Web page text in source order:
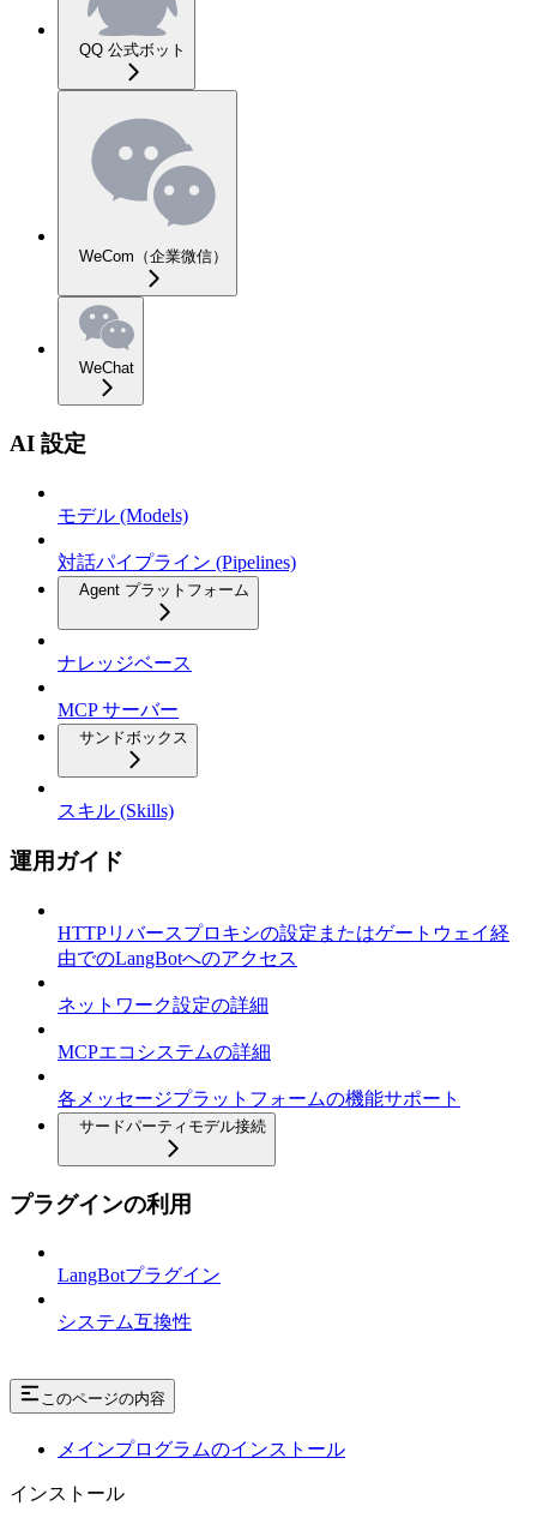
QQ 公式ボット
WeCom（企業微信）
WeChat
AI 設定
モデル (Models)
対話パイプライン (Pipelines)
Agent プラットフォーム
ナレッジベース
MCP サーバー
サンドボックス
スキル (Skills)
運用ガイド
HTTPリバースプロキシの設定またはゲートウェイ経
由でのLangBotへのアクセス
ネットワーク設定の詳細
MCPエコシステムの詳細
各メッセージプラットフォームの機能サポート
サードパーティモデル接続
プラグインの利用
LangBotプラグイン
システム互換性
このページの内容
メインプログラムのインストール
インストール